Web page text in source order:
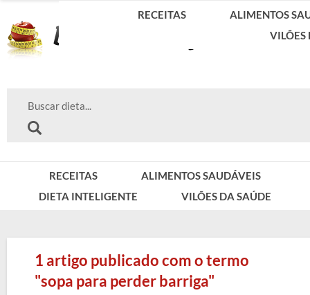
RECEITAS
ALIMENTOS SAUDÁVEIS
DIETA INTELIGENTE
VILÕES DA SAÚDE
RECEITAS
ALIMENTOS
VILÕES
1 artigo publicado com o termo
"sopa para perder barriga"